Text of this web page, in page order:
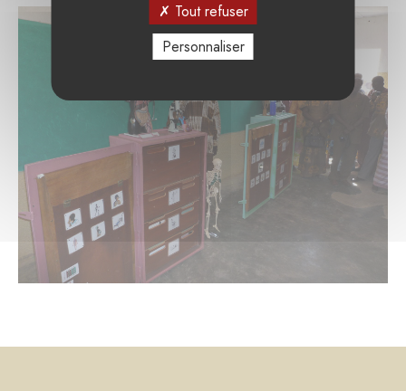
Tout refuser
Personnaliser